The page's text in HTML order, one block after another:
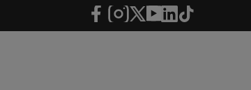
Saltar al contenido principal